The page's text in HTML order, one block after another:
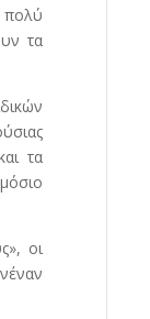
πολύ
τα
τα
οι